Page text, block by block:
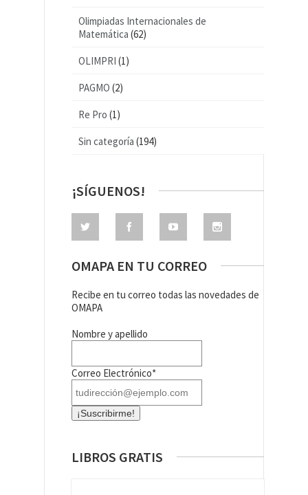
Olimpiadas Internacionales de
Matemática (62)
OLIMPRI (1)
PAGMO (2)
Re Pro (1)
Sin categoría (194)
¡SÍGUENOS!
OMAPA EN TU CORREO
Recibe en tu correo todas las novedades de
OMAPA
Nombre y apellido
Correo Electrónico*
LIBROS GRATIS